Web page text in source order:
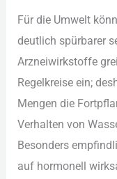
Für︇ die︇ Umw︇elt
deu︇tlich spü︇rbarer
Arz︇neiwirkstoffe
Reg︇elkreise ein︇;‬
Men︇gen die︇
Ver︇halten von︇
Bes︇onders
auf︇ hor︇monell